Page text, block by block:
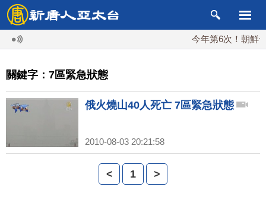
今年第6次！朝鮮發
關鍵字：7區緊急狀態
俄火燒山40人死亡 7區緊急狀態
2010-08-03 20:21:58
< 1 >